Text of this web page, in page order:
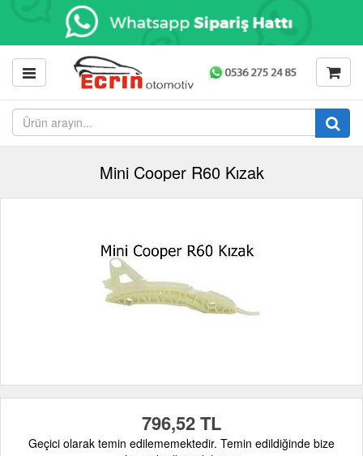
Mini Cooper R60 Kızak
796,52 TL
Geçici olarak temin edilememektedir. Temin edildiğinde bize